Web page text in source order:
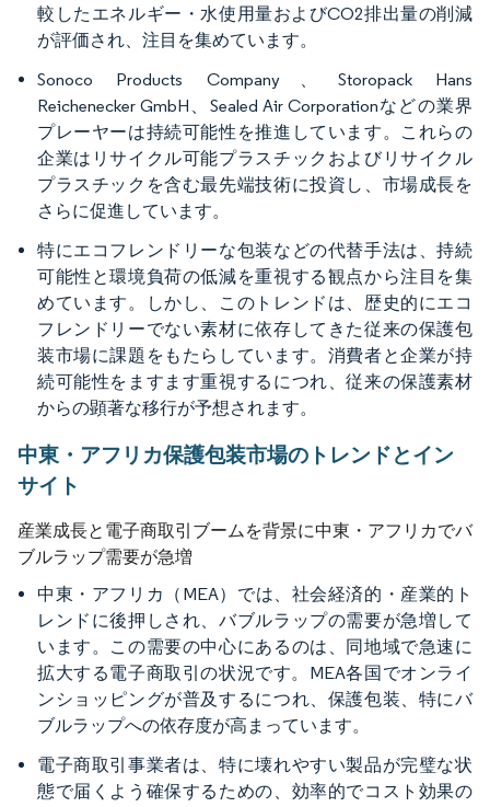
較したエネルギー・水使用量およびCO2排出量の削減
が評価され、注目を集めています。
Sonoco Products Company、Storopack Hans
Reichenecker GmbH、Sealed Air Corporationなどの業界
プレーヤーは持続可能性を推進しています。これらの
企業はリサイクル可能プラスチックおよびリサイクル
プラスチックを含む最先端技術に投資し、市場成長を
さらに促進しています。
特にエコフレンドリーな包装などの代替手法は、持続
可能性と環境負荷の低減を重視する観点から注目を集
めています。しかし、このトレンドは、歴史的にエコ
フレンドリーでない素材に依存してきた従来の保護包
装市場に課題をもたらしています。消費者と企業が持
続可能性をますます重視するにつれ、従来の保護素材
からの顕著な移行が予想されます。
中東・アフリカ保護包装市場のトレンドとイン
サイト
産業成長と電子商取引ブームを背景に中東・アフリカでバ
ブルラップ需要が急増
中東・アフリカ（MEA）では、社会経済的・産業的ト
レンドに後押しされ、バブルラップの需要が急増して
います。この需要の中心にあるのは、同地域で急速に
拡大する電子商取引の状況です。MEA各国でオンライ
ンショッピングが普及するにつれ、保護包装、特にバ
ブルラップへの依存度が高まっています。
電子商取引事業者は、特に壊れやすい製品が完璧な状
態で届くよう確保するための、効率的でコスト効果の